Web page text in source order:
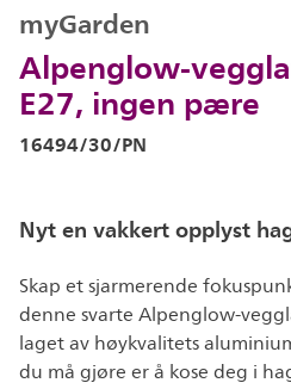
Alpenglow-
E27, ingen pære
myGarden
16494/30/PN
Nyt en vakkert opplyst
Skap et sjarmerende
denne svarte Alpenglow-
laget av høykvalitets
du må gjøre er å kose deg i